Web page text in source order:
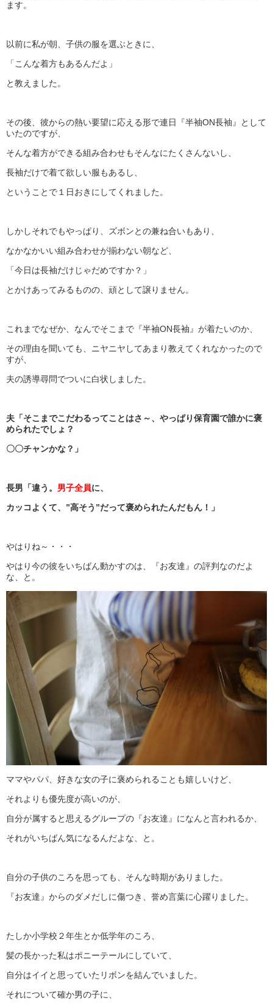
ます。
以前に私が朝、子供の服を選ぶときに、
「こんな着方もあるんだよ」
と教えました。
その後、彼からの熱い要望に応える形で連日『半袖ON長袖』として
いたのですが、
そんな着方ができる組み合わせもそんなにたくさんないし、
長袖だけで着て欲しい服もあるし、
ということで１日おきにしてくれました。
しかしそれでもやっぱり、ズボンとの兼ね合いもあり、
なかなかいい組み合わせが揃わない朝など、
「今日は長袖だけじゃだめですか？」
とかけあってみるものの、頑として譲りません。
これまでなぜか、なんでそこまで『半袖ON長袖』が着たいのか、
その理由を聞いても、ニヤニヤしてあまり教えてくれなかったので
すが、
夫の誘導尋問でついに白状しました。
夫「そこまでこだわるってことはさ～、やっぱり保育園で誰かに褒
められたでしょ？
〇〇チャンかな？」
長男「違う。 男子全員に、
カッコよくて、”高そう”だって褒められたんだもん！」
やはりね～・・・
やはり今の彼をいちばん動かすのは、『お友達』の評判なのだよ
な、と。
ママやパパ、好きな女の子に褒められることも嬉しいけど、
それよりも優先度が高いのが、
自分が属すると思えるグループの『お友達』になんと言われるか、
それがいちばん気になるんだよな、と。
自分の子供のころを思っても、そんな時期がありました。
『お友達』からのダメだしに傷つき、誉め言葉に心躍りました。
たしか小学校２年生とか低学年のころ、
髪の長かった私はポニーテールにしていて、
自分はイイと思っていたリボンを結んでいました。
それについて確か男の子に、